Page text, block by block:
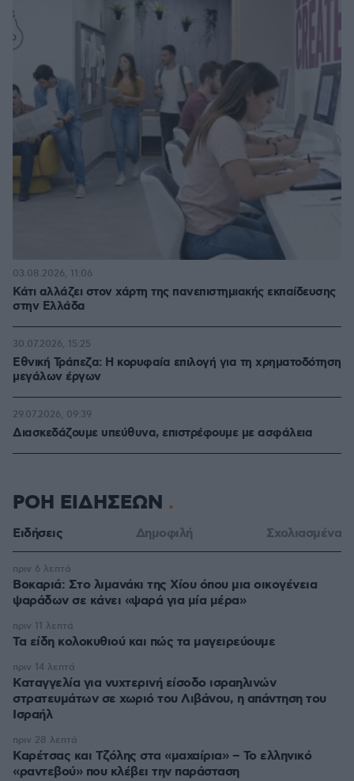
Κάτι αλλάζει στον χάρτη της πανεπιστημιακής εκπαίδευσης
στην Ελλάδα
03.08.2026, 11:06
Εθνική Τράπεζα: Η κορυφαία επιλογή για τη χρηματοδότηση
μεγάλων έργων
30.07.2026, 15:25
Διασκεδάζουμε υπεύθυνα, επιστρέφουμε με ασφάλεια
29.07.2026, 09:39
ΡΟΗ ΕΙΔΗΣΕΩΝ
Ειδήσεις Δημοφιλή Σχολιασμένα
Βοκαριά: Στο λιμανάκι της Χίου όπου μια οικογένεια
ψαράδων σε κάνει «ψαρά για μία μέρα»
πριν 6 λεπτά
Τα είδη κολοκυθιού και πώς τα μαγειρεύουμε
πριν 11 λεπτά
Καταγγελία για νυχτερινή είσοδο ισραηλινών
στρατευμάτων σε χωριό του Λιβάνου, η απάντηση του
Ισραήλ
πριν 14 λεπτά
Καρέτσας και Τζόλης στα «μαχαίρια» – Το ελληνικό
«ραντεβού» που κλέβει την παράσταση
πριν 28 λεπτά